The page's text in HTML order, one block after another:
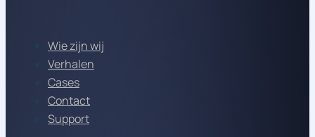
Wie zijn wij
Verhalen
Cases
Contact
Support